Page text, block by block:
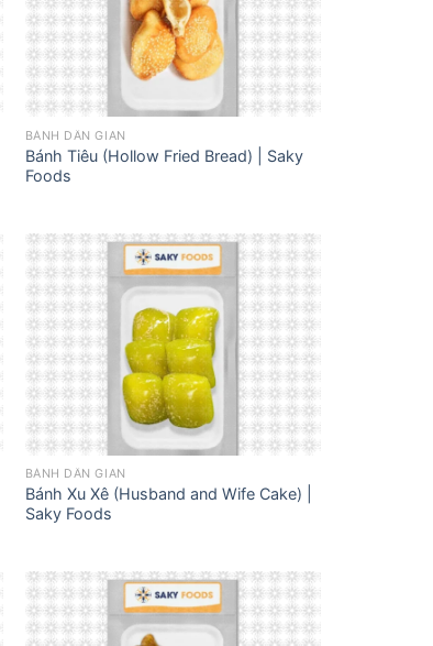
BÁNH DÂN GIAN
Bánh Tiêu (Hollow Fried Bread) | Saky
Foods
BÁNH DÂN GIAN
Bánh Xu Xê (Husband and Wife Cake) |
Saky Foods